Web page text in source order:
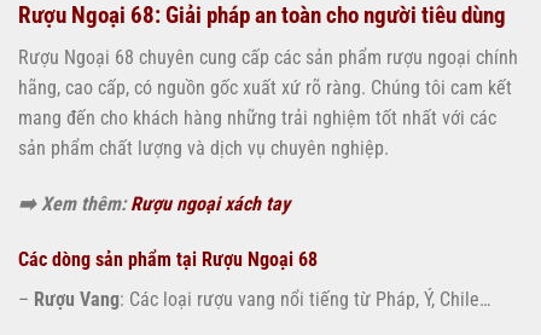
Rượu Ngoại 68: Giải pháp an toàn cho người tiêu dùng
Rượu Ngoại 68 chuyên cung cấp các sản phẩm rượu ngoại chính
hãng, cao cấp, có nguồn gốc xuất xứ rõ ràng. Chúng tôi cam kết
mang đến cho khách hàng những trải nghiệm tốt nhất với các
sản phẩm chất lượng và dịch vụ chuyên nghiệp.
➡️ Xem thêm:Rượu ngoại xách tay
Các dòng sản phẩm tại Rượu Ngoại 68
– Rượu Vang: Các loại rượu vang nổi tiếng từ Pháp, Ý, Chile…